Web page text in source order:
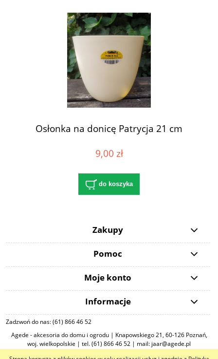
Osłonka na donicę Patrycja 21 cm
9,00 zł
do koszyka
Zakupy
Pomoc
Moje konto
Informacje
Zadzwoń do nas: (61) 866 46 52
Agede - akcesoria do domu i ogrodu | Knapowskiego 21, 60-126 Poznań,
woj. wielkopolskie | tel. (61) 866 46 52 | mail: jaar@agede.pl